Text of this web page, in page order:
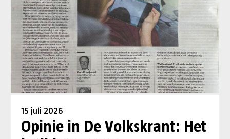
15 juli 2026
Opinie in De Volkskrant: Het